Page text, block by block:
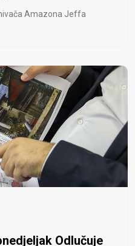
Amazona Jeffa
Odlučuje